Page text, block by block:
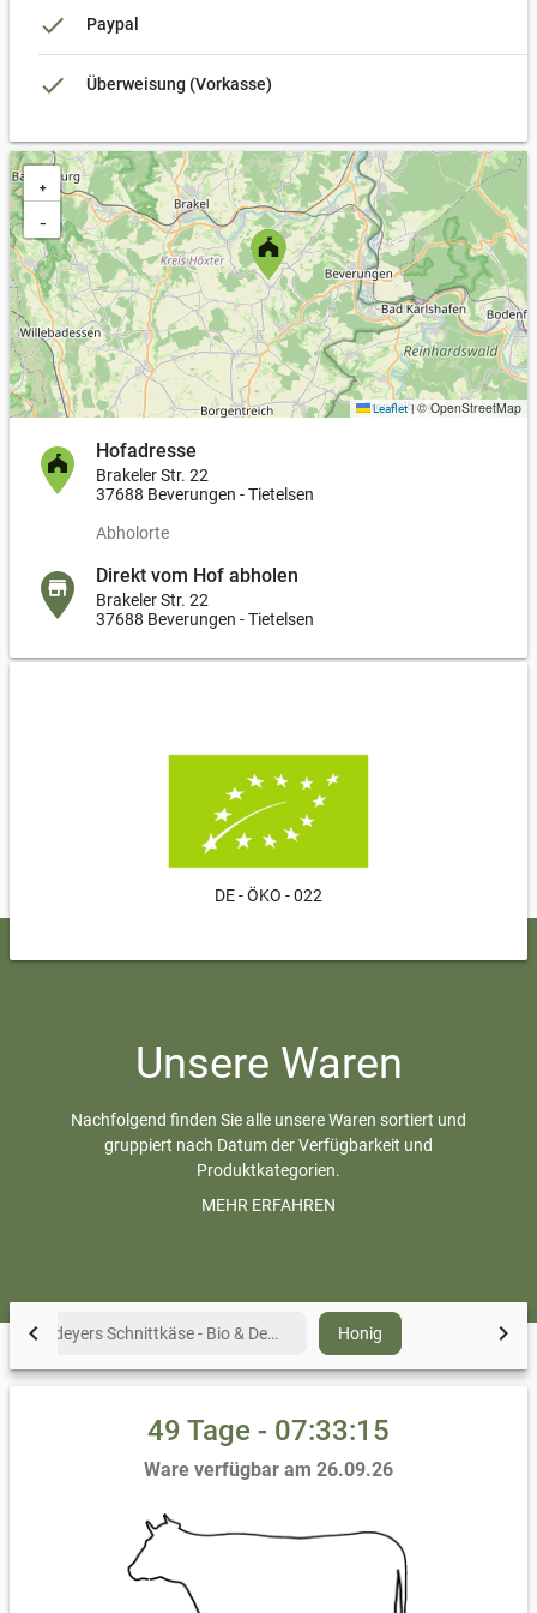
local_shipping
Min. Bestellwert: >15,00 €
done Paypal
done Überweisung (Vorkasse)
+
−
Leaflet |© OpenStreetMap
Hofadresse
Brakeler Str. 22
37688 Beverungen - Tietelsen
Abholorte
Direkt vom Hof abholen
Brakeler Str. 22
37688 Beverungen - Tietelsen
DE - ÖKO - 022
Unsere Waren
Nachfolgend finden Sie alle unsere Waren sortiert und
gruppiert nach Datum der Verfügbarkeit und
Produktkategorien.
Bei von-bis Preisen (z.B. 10,00-15,00 €) wird nach Kilo
Versandkosten im Abschnitt
Lieferung & Zahlung
MEHR ERFAHREN
chevron_left Waldeyers Schnittkäse - Bio & Demeter Honig chevron_right
49 Tage - 07:33:14
Ware verfügbar am 26.09.26